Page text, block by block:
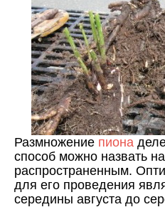
Размножение пиона
способ можно назвать
распространенным.
для его проведения
середины августа до